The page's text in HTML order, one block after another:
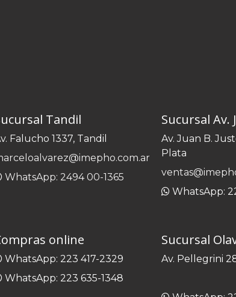
Sucursal Av.
Av. Juan B.
Plata
WhatsApp:
Tandil
Falucho 1337, Tandil
WhatsApp: 2494 00-1365
online
WhatsApp: 223 417-2329
WhatsApp: 223 635-1348
Sucursal
Av. Pellegrini